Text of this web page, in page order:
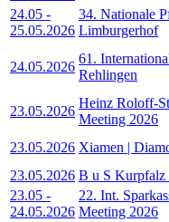
24.05 -
25.05.2026
34. Nationale
Limburgerhof
24.05.2026
61.
Rehlingen
23.05.2026
Heinz Roloff-
Meeting 2026
23.05.2026 Xiamen |
23.05.2026 B u S Kurpfalz
23.05 -
24.05.2026
22. Int.
Meeting 2026